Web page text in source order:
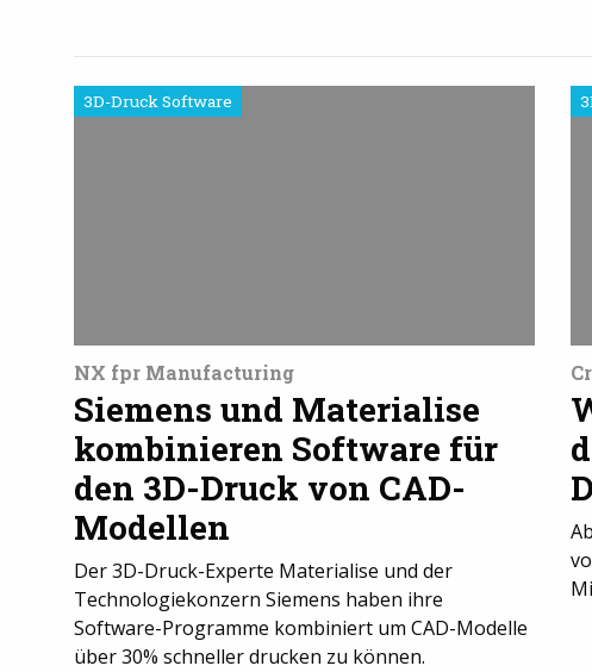
3D-Druck Software
NX fpr Manufacturing
Siemens und Materialise
kombinieren Software für
den 3D-Druck von CAD-
Modellen
Der 3D-Druck-Experte Materialise und der
Technologiekonzern Siemens haben ihre
Software-Programme kombiniert um CAD-Modelle
über 30% schneller drucken zu können.